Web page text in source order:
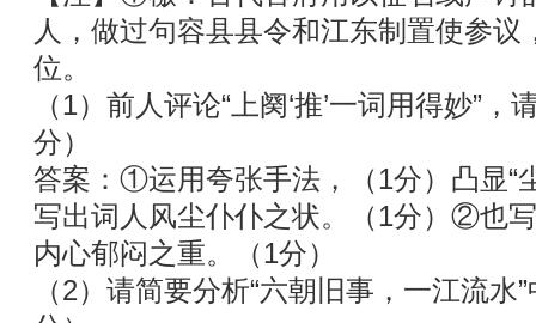
人，做过句容县县令和江东制置使参
位。
（1）前人评论“上阕‘推’一词用得妙”
分）
答案：①运用夸张手法，（1分）凸显“
写出词人风尘仆仆之状。（1分）②也
内心郁闷之重。（1分）
（2）请简要分析“六朝旧事，一江流水